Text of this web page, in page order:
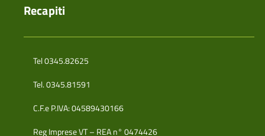
Recapiti
Tel 0345.82625
Tel. 0345.81591
C.F.e P.IVA: 04589430166
Reg Imprese VT – REA n° 0474426